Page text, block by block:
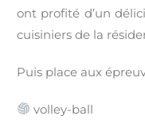
ont profité d’un
cuisiniers de la
Puis place aux
volley-ball